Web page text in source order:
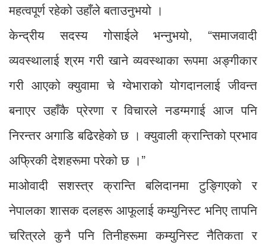
महत्वपूर्ण रहेको उहाँले बताउनुभयो ।
केन्द्रीय सदस्य गोसाईले भन्नुभयो, “समाजवादी
व्यवस्थालाई श्रम गरी खाने व्यवस्थाका रूपमा अङ्गीकार
गरी आएको क्युवामा चे ग्वेभाराको योगदानलाई जीवन्त
बनाएर उहाँकै प्रेरणा र विचारले नडग्मगाई आज पनि
निरन्तर अगाडि बढिरहेको छ । क्युवाली क्रान्तिको प्रभाव
अफ्रिकी देशहरूमा परेको छ ।”
माओवादी सशस्त्र क्रान्ति बलिदानमा टुङ्गिएको र
नेपालका शासक दलहरू आफूलाई कम्युनिस्ट भनिए तापनि
चरित्रले कुनै पनि तिनीहरूमा कम्युनिस्ट नैतिकता र